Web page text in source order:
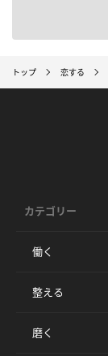
トップ 恋する
カテゴリー
働く
整える
磨く